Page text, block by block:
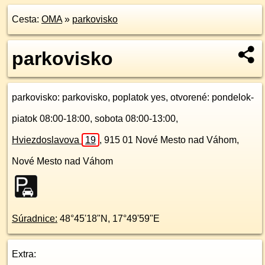
Cesta: OMA» parkovisko
parkovisko
parkovisko: parkovisko, poplatok yes, otvorené: pondelok-
piatok 08:00-18:00, sobota 08:00-13:00,
Hviezdoslavova 19 , 915 01 Nové Mesto nad Váhom,
Nové Mesto nad Váhom
Súradnice: 48°45'18"N , 17°49'59"E
Extra: